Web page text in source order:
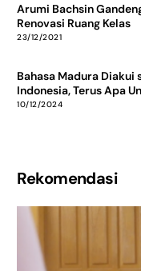
Arumi Bachsin
Renovasi Ruang Kelas
23/12/2021
Bahasa Madura Diakui
Indonesia, Terus Apa
10/12/2024
Rekomendasi